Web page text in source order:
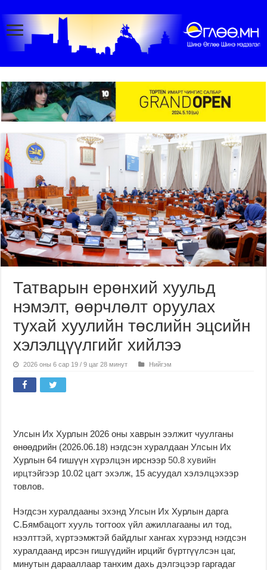
Татварын ерөнхий хуульд
нэмэлт, өөрчлөлт оруулах
тухай хуулийн төслийн эцсийн
хэлэлцүүлгийг хийлээ
2026 оны 6 сар 19 / 9 цаг 28 минут Нийгэм
Улсын Их Хурлын 2026 оны хаврын ээлжит чуулганы
өнөөдрийн (2026.06.18) нэгдсэн хуралдаан Улсын Их
Хурлын 64 гишүүн хүрэлцэн ирснээр 50.8 хувийн
ирцтэйгээр 10.02 цагт эхэлж, 15 асуудал хэлэлцэхээр
товлов.
Нэгдсэн хуралдааны эхэнд Улсын Их Хурлын дарга
С.Бямбацогт хууль тогтоох үйл ажиллагааны ил тод,
нээлттэй, хүртээмжтэй байдлыг хангах хүрээнд нэгдсэн
хуралдаанд ирсэн гишүүдийн ирцийг бүртгүүлсэн цаг,
минутын дарааллаар танхим дахь дэлгэцээр гаргадаг